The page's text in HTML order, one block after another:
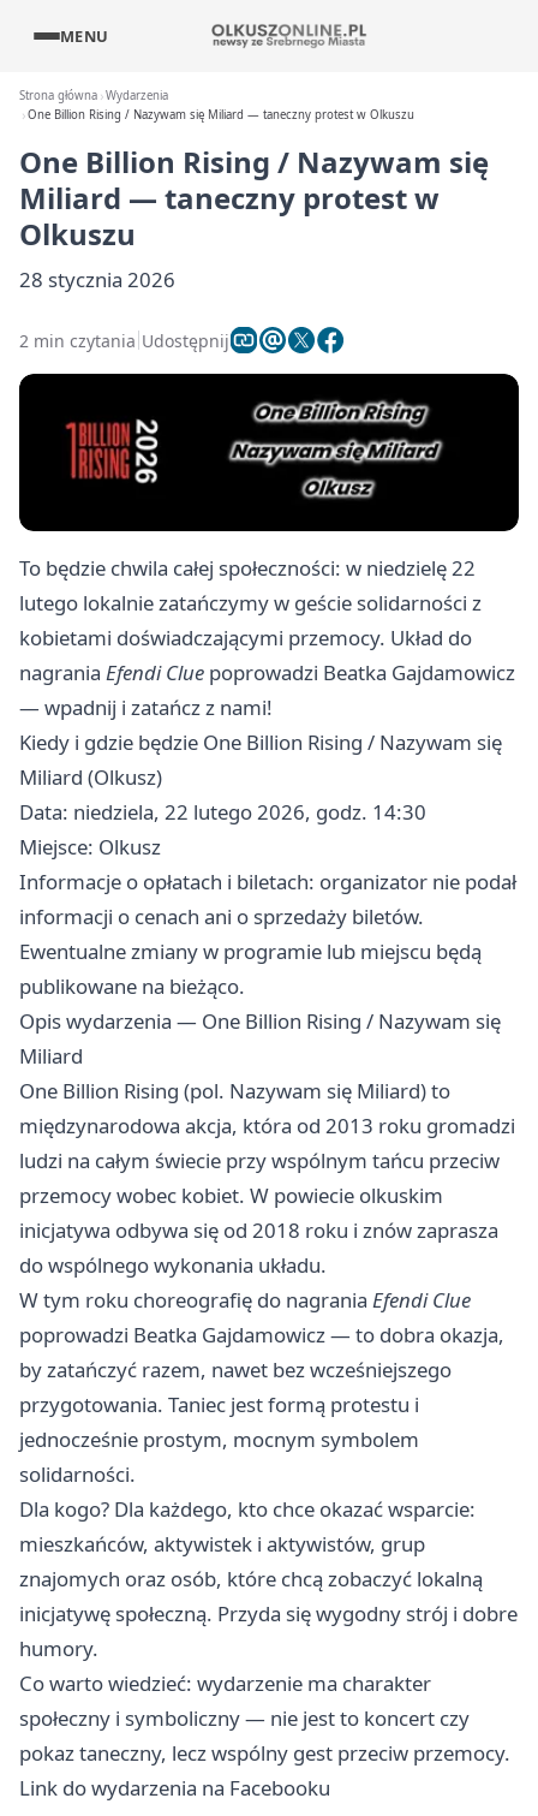
MENU
Strona główna Wydarzenia
One Billion Rising / Nazywam się Miliard — taneczny protest w Olkuszu
One Billion Rising / Nazywam się
Miliard — taneczny protest w
Olkuszu
28 stycznia 2026
2 min czytania Udostępnij
To będzie chwila całej społeczności: w niedzielę 22
lutego lokalnie zatańczymy w geście solidarności z
kobietami doświadczającymi przemocy. Układ do
nagrania Efendi Clue poprowadzi Beatka Gajdamowicz
— wpadnij i zatańcz z nami!
Kiedy i gdzie będzie One Billion Rising / Nazywam się
Miliard (Olkusz)
Data: niedziela, 22 lutego 2026, godz. 14:30
Miejsce: Olkusz
Informacje o opłatach i biletach: organizator nie podał
informacji o cenach ani o sprzedaży biletów.
Ewentualne zmiany w programie lub miejscu będą
publikowane na bieżąco.
Opis wydarzenia — One Billion Rising / Nazywam się
Miliard
One Billion Rising (pol. Nazywam się Miliard) to
międzynarodowa akcja, która od 2013 roku gromadzi
ludzi na całym świecie przy wspólnym tańcu przeciw
przemocy wobec kobiet. W powiecie olkuskim
inicjatywa odbywa się od 2018 roku i znów zaprasza
do wspólnego wykonania układu.
W tym roku choreografię do nagrania Efendi Clue
poprowadzi Beatka Gajdamowicz — to dobra okazja,
by zatańczyć razem, nawet bez wcześniejszego
przygotowania. Taniec jest formą protestu i
jednocześnie prostym, mocnym symbolem
solidarności.
Dla kogo? Dla każdego, kto chce okazać wsparcie:
mieszkańców, aktywistek i aktywistów, grup
znajomych oraz osób, które chcą zobaczyć lokalną
inicjatywę społeczną. Przyda się wygodny strój i dobre
humory.
Co warto wiedzieć: wydarzenie ma charakter
społeczny i symboliczny — nie jest to koncert czy
pokaz taneczny, lecz wspólny gest przeciw przemocy.
Link do wydarzenia na Facebooku